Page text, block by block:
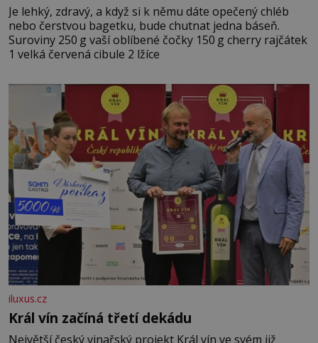
Je lehký, zdravý, a když si k němu dáte opečený chléb
nebo čerstvou bagetku, bude chutnat jedna báseň.
Suroviny 250 g vaší oblíbené čočky 150 g cherry rajčátek
1 velká červená cibule 2 lžíce
iluxus.cz
Král vín začíná třetí dekádu
Největší český vinařský projekt Král vín ve svém již